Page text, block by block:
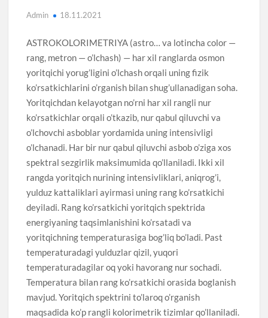
Admin 18.11.2021
ASTROKOLORIMETRIYA (astro… va lotincha color —
rang, metron — o’lchash) — har xil ranglarda osmon
yoritqichi yorug’ligini o’lchash orqali uning fizik
ko’rsatkichlarini o’rganish bilan shug’ullanadigan soha.
Yoritqichdan kelayotgan no’rni har xil rangli nur
ko’rsatkichlar orqali o’tkazib, nur qabul qiluvchi va
o’lchovchi asboblar yordamida uning intensivligi
o’lchanadi. Har bir nur qabul qiluvchi asbob o’ziga xos
spektral sezgirlik maksimumida qo’llaniladi. Ikki xil
rangda yoritqich nurining intensivliklari, aniqrog’i,
yulduz kattaliklari ayirmasi uning rang ko’rsatkichi
deyiladi. Rang ko’rsatkichi yoritqich spektrida
energiyaning taqsimlanishini ko’rsatadi va
yoritqichning temperaturasiga bog’liq bo’ladi. Past
temperaturadagi yulduzlar qizil, yuqori
temperaturadagilar oq yoki havorang nur sochadi.
Temperatura bilan rang ko’rsatkichi orasida boglanish
mavjud. Yoritqich spektrini to’laroq o’rganish
maqsadida ko’p rangli kolorimetrik tizimlar qo’llaniladi.